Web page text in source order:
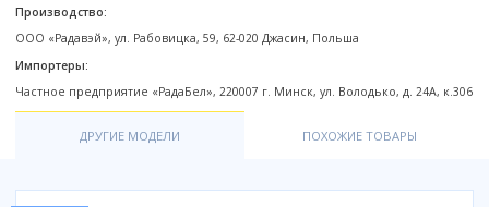
Форма
Угловая
Прямоугольные
Квадратная
Полукруглая
Полупьедесталы
Этажерки, стеллажи, полки
Производство:
ООО «Радавэй», ул. Рабовицка, 59, 62-020 Джасин, Польша
Импортеры:
Частное предприятие «РадаБел», 220007 г. Минск, ул. Володько, д. 24А, к.306
ДРУГИЕ МОДЕЛИ ПОХОЖИЕ ТОВАРЫ